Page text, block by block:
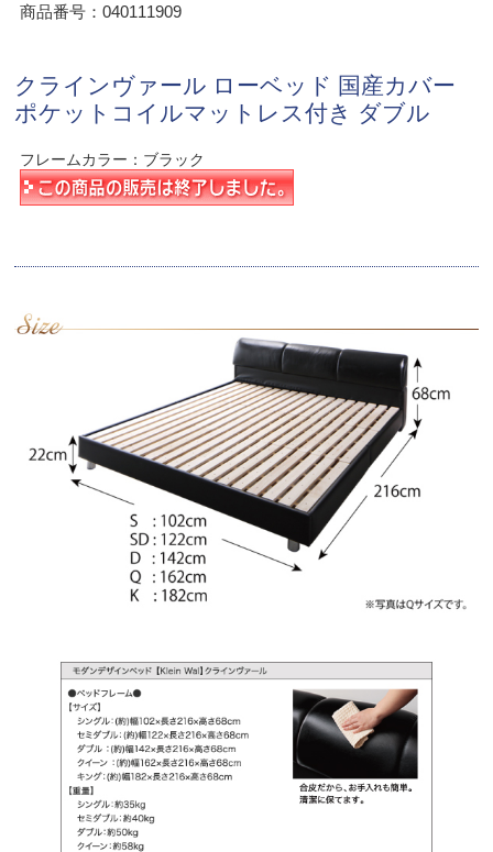
商品番号：040111909
クラインヴァール ローベッド 国産カバー
ポケットコイルマットレス付き ダブル
フレームカラー：ブラック